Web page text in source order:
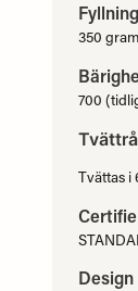
350 gram
700
Tvättas i